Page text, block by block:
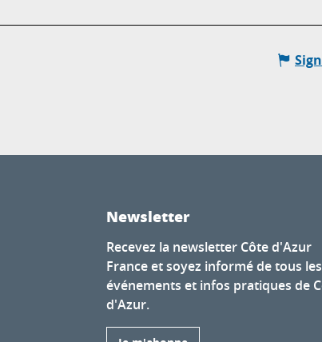
Newsletter
Recevez la newsletter Côte d'Azur
France et soyez informé de tous les
événements et infos pratiques de
d'Azur.